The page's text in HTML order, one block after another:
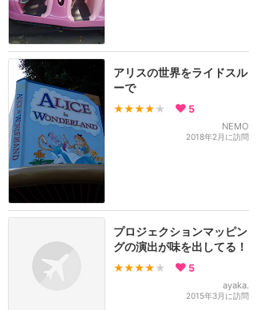
アリスの世界をライドスル
ーで
★★★★ ★ 5
NEMO
2018年2月に訪問
プロジェクションマッピン
グの演出が味を出してる！
★★★★ ★ 5
ayaka.
2015年3月に訪問